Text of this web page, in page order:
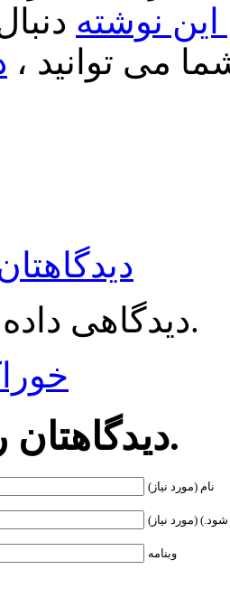
نوشته
می توانید ،
دیدگاهی داده نشده است.
دیدگاهتان را بیان کنید.
نام (مورد نیاز)
(مورد نیاز)
وبنامه